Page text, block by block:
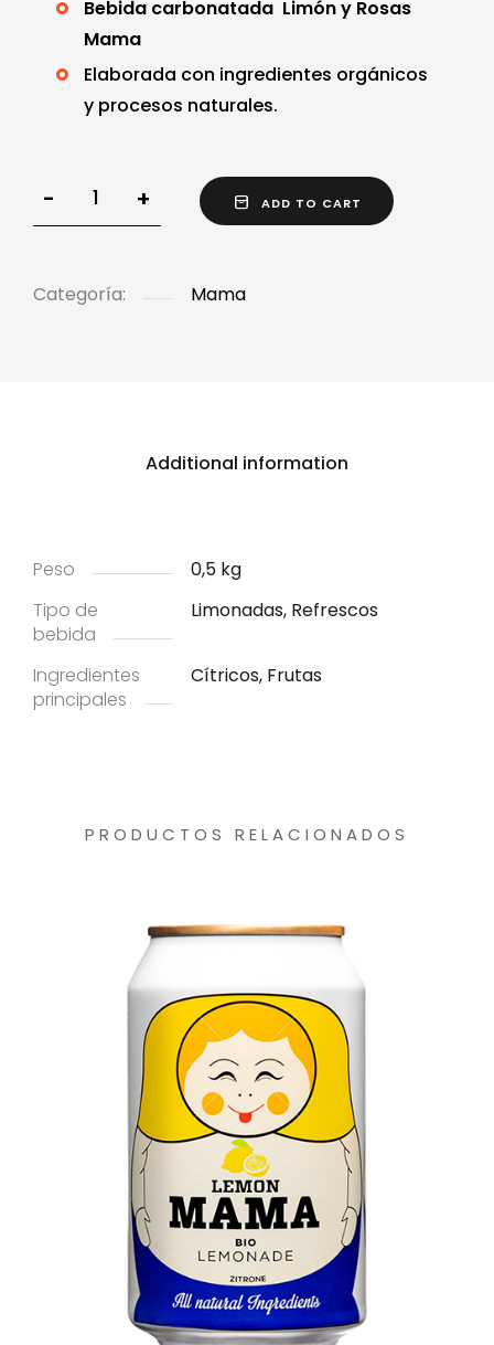
Bebida carbonatada Limón y Rosas
Mama
Elaborada con ingredientes orgánicos
y procesos naturales.
- + ADD TO CART
Categoría: Mama
Additional information
Peso
0,5 kg
Tipo de
bebida
Limonadas, Refrescos
Ingredientes
principales
Cítricos, Frutas
PRODUCTOS RELACIONADOS